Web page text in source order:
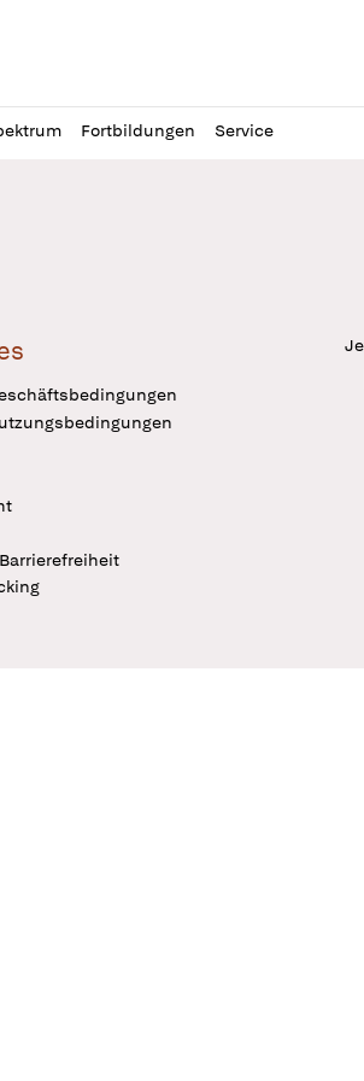
Fortbildungen Service